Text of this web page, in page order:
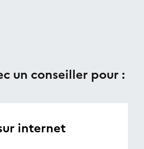
un conseiller pour :
internet